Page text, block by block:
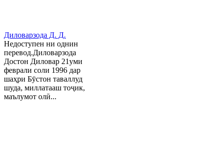
Диловарзода Д. Д.
Недоступен ни однин
перевод.Диловарзода
Достон Диловар 21уми
феврали соли 1996 дар
шаҳри Бӯстон таваллуд
шуда, миллатааш тоҷик,
маълумот олӣ...